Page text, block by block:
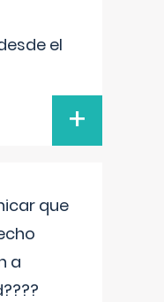
el
+
que
a